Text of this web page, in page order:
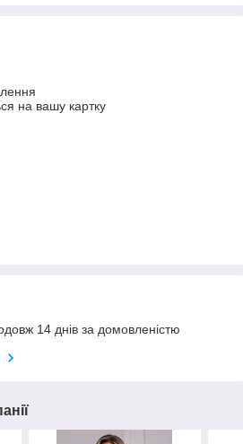
на вашу картку
14 днів за домовленістю